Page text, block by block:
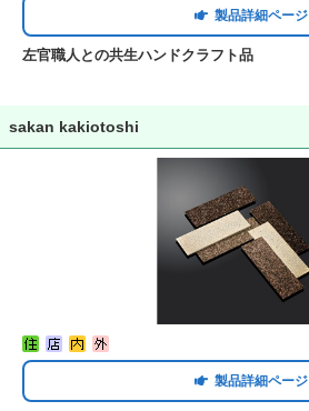
製品詳細ページ
左官職人との共生ハンドクラフト品
sakan kakiotoshi
製品詳細ページ